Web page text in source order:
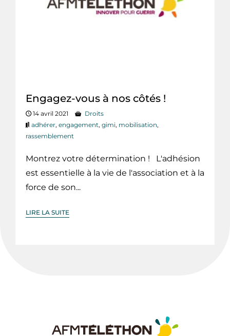
Engagez-vous à nos côtés !
14 avril 2021
Droits
adhérer, engagement, gimi, mobilisation,
rassemblement
Montrez votre détermination ! L'adhésion
est essentielle à la vie de l'association et à la
force de son...
LIRE LA SUITE